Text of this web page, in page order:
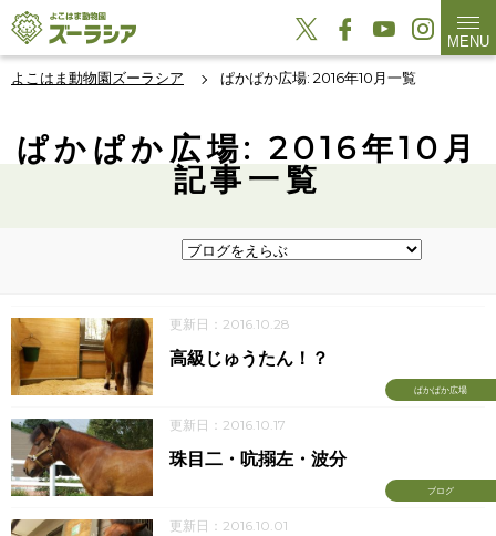
MENU
よこはま動物園ズーラシア ぱかぱか広場: 2016年10月一覧
ぱかぱか広場: 2016年10月
記事一覧
更新日：2016.10.28
ぱかぱか広場
高級じゅうたん！？
更新日：2016.10.17
ブログ
珠目二・吭搦左・波分
更新日：2016.10.01